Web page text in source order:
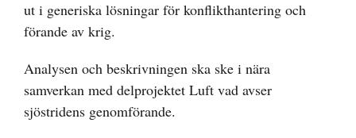
ut i generiska lösningar för konflikthantering och
förande av krig.
Analysen och beskrivningen ska ske i nära
samverkan med delprojektet Luft vad avser
sjöstridens genomförande.